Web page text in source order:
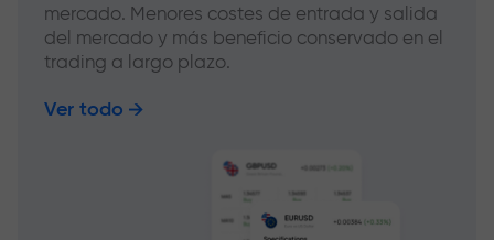
mercado. Menores costes de entrada y salida
del mercado y más beneficio conservado en el
trading a largo plazo.
Ver todo